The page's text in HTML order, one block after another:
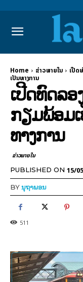
Home ຂ່າວພາຍ​ໃນ
ເປີດ
ເປັນທາງການ
ເປີດທົດລອ
ກຽມພ້ອມເ
ທາງການ
ຂ່າວພາຍ​ໃນ
PUBLISHED ON 15/
BYນຸຖາພອນ
511